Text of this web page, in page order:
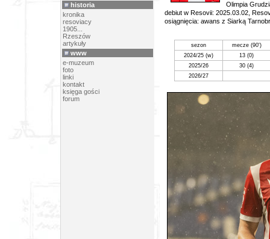
historia
kronika
resoviacy
1905...
Rzeszów
artykuły
www
e-muzeum
foto
linki
kontakt
księga gości
forum
Olimpia
debiut w Resovii: 2025.03.02,
osiągnięcia: awans z Siarką
sezon
mecze (90')
2024/25 (w)
13 (0)
2025/26
30 (4)
2026/27